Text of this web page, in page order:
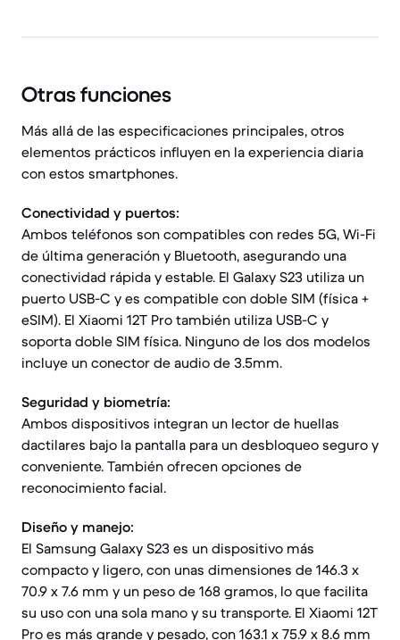
Otras funciones
Más allá de las especificaciones principales, otros
elementos prácticos influyen en la experiencia diaria
con estos smartphones.
Conectividad y puertos:
Ambos teléfonos son compatibles con redes 5G, Wi-Fi
de última generación y Bluetooth, asegurando una
conectividad rápida y estable. El Galaxy S23 utiliza un
puerto USB-C y es compatible con doble SIM (física +
eSIM). El Xiaomi 12T Pro también utiliza USB-C y
soporta doble SIM física. Ninguno de los dos modelos
incluye un conector de audio de 3.5mm.
Seguridad y biometría:
Ambos dispositivos integran un lector de huellas
dactilares bajo la pantalla para un desbloqueo seguro y
conveniente. También ofrecen opciones de
reconocimiento facial.
Diseño y manejo:
El Samsung Galaxy S23 es un dispositivo más
compacto y ligero, con unas dimensiones de 146.3 x
70.9 x 7.6 mm y un peso de 168 gramos, lo que facilita
su uso con una sola mano y su transporte. El Xiaomi 12T
Pro es más grande y pesado, con 163.1 x 75.9 x 8.6 mm